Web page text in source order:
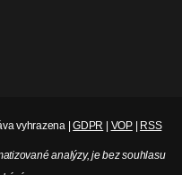
vyhrazena |GDPR VOP| RSS
analýzy, je bez souhlasu